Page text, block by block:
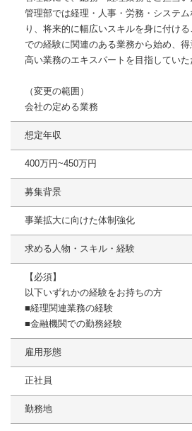
管理部では経理・人事・労務・システ
り、将来的に幅広いスキルを身に付け
での経験に関連のある業務から始め、
高い業務のエキスパートを目指していた
（変更の範囲）
会社の定める業務
想定年収
400万円~450万円
募集背景
事業拡大に向けた体制強化
求める人物・スキル・経験
【必須】
以下いずれかの経験をお持ちの方
■経理関連業務の経験
■金融機関での勤務経験
雇用形態
正社員
勤務地